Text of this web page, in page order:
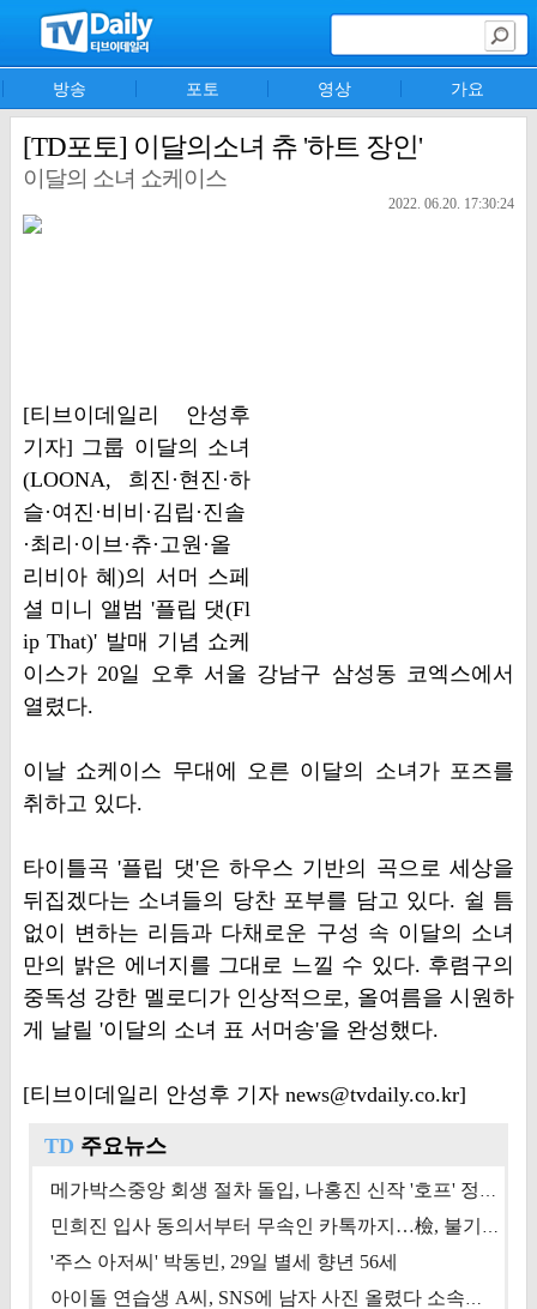
방송 포토 영상 가요
[TD포토] 이달의소녀 츄 '하트 장인'
이달의 소녀 쇼케이스
2022. 06.20. 17:30:24
[티브이데일리 안성후
기자] 그룹 이달의 소녀
(LOONA, 희진·현진·하
슬·여진·비비·김립·진솔
·최리·이브·츄·고원·올
리비아 혜)의 서머 스페
셜 미니 앨범 '플립 댓(Fl
ip That)' 발매 기념 쇼케
이스가 20일 오후 서울 강남구 삼성동 코엑스에서
열렸다.
이날 쇼케이스 무대에 오른 이달의 소녀가 포즈를
취하고 있다.
타이틀곡 '플립 댓'은 하우스 기반의 곡으로 세상을
뒤집겠다는 소녀들의 당찬 포부를 담고 있다. 쉴 틈
없이 변하는 리듬과 다채로운 구성 속 이달의 소녀
만의 밝은 에너지를 그대로 느낄 수 있다. 후렴구의
중독성 강한 멜로디가 인상적으로, 올여름을 시원하
게 날릴 '이달의 소녀 표 서머송'을 완성했다.
[티브이데일리 안성후 기자 news@tvdaily.co.kr]
TD 주요뉴스
메가박스중앙 회생 절차 돌입, 나홍진 신작 '호프' 정상 개봉에 쏠린 시선 [상반기 결산 기획]
민희진 입사 동의서부터 무속인 카톡까지…檢, 불기소 처분 근거들 [이슈&톡]
'주스 아저씨' 박동빈, 29일 별세 향년 56세
아이돌 연습생 A씨, SNS에 남자 사진 올렸다 소속사 퇴출